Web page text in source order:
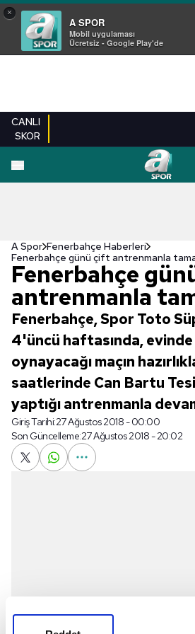
×
A SPOR
Mobil uygulaması
Ücretsiz - Google Play'de
CANLI
SKOR
A Spor Fenerbahçe Haberleri
Fenerbahçe günü çift antrenmanla
Fenerbahçe
antrenmanla
Fenerbahçe, Spor Toto
4'üncü haftasında,
oynayacağı maçın
saatlerinde Can Bartu
yaptığı antrenmanla
Giriş Tarihi:27 Ağustos 2018 - 00:00
Son Güncelleme:27 Ağustos 2018 - 20:02